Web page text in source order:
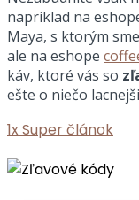
napríklad na
Maya, s ktorým
ale na eshope
káv, ktoré vás so
ešte o niečo
1xSuper článok